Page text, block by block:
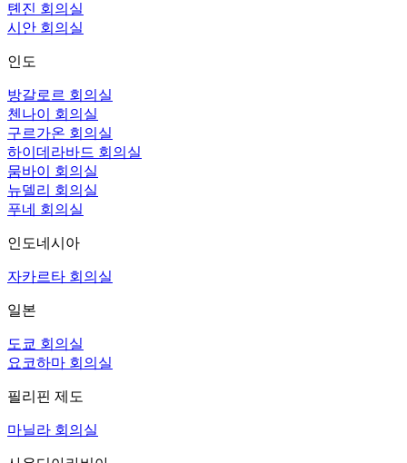
톈진 회의실
시안 회의실
인도
방갈로르 회의실
첸나이 회의실
구르가온 회의실
하이데라바드 회의실
뭄바이 회의실
뉴델리 회의실
푸네 회의실
인도네시아
자카르타 회의실
일본
도쿄 회의실
요코하마 회의실
필리핀 제도
마닐라 회의실